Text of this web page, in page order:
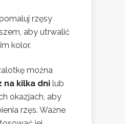
rzęsy
aby utrwalić
kolor.
można
na kilka dni lub
okazjach, aby
rzęs. Ważne